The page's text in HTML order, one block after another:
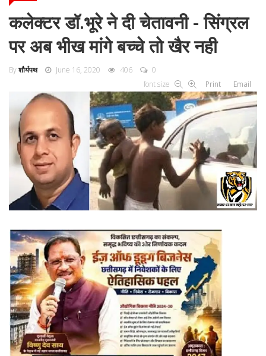
कलेक्टर डॉ.भूरे ने दी चेतावनी - सिंग्रल
पर अब भीख मांगे बच्चे तो खैर नही
Byशौर्यपथ June 16, 2020 406
0
font size
Print Email